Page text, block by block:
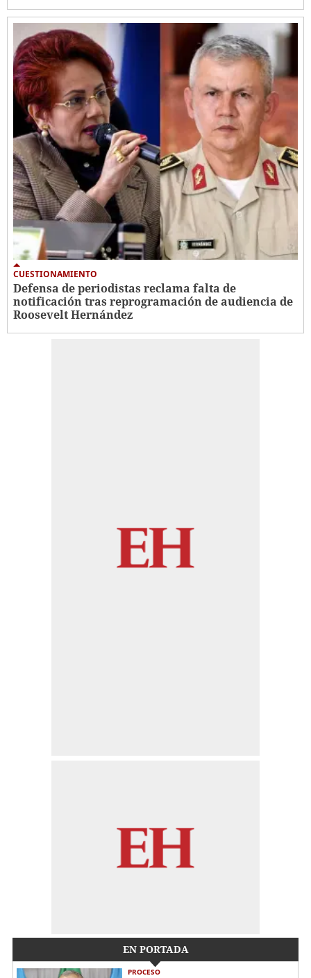
CUESTIONAMIENTO
Defensa de periodistas reclama falta de
notificación tras reprogramación de audiencia de
Roosevelt Hernández
EN PORTADA
PROCESO